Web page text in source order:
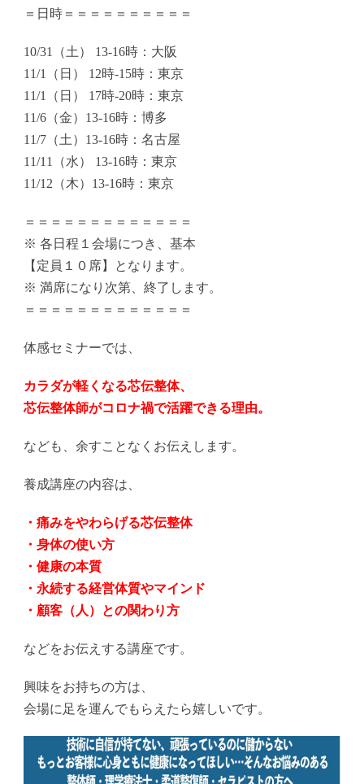
＝日時＝＝＝＝＝＝＝＝＝＝
10/31（土） 13-16時：大阪
11/1（日） 12時-15時：東京
11/1（日） 17時-20時：東京
11/6（金）13-16時：博多
11/7（土）13-16時：名古屋
11/11（水） 13-16時：東京
11/12（木）13-16時：東京
＝＝＝＝＝＝＝＝＝＝＝＝＝
※ 各日程１会場につき、基本
【定員１０席】となります。
※ 満席になり次第、終了します。
＝＝＝＝＝＝＝＝＝＝＝＝＝
体感セミナーでは、
カラダが軽くなる芯伝整体、
芯伝整体師がコロナ禍で活躍できる理由。
なども、余すことなくお伝えします。
養成講座の内容は、
・痛みをやわらげる芯伝整体
・身体の使い方
・健康の本質
・永続する経営体質やマインド
・顧客（人）との関わり方
などをお伝えする講座です。
興味をお持ちの方は、
会場に足を運んでもらえたら嬉しいです。